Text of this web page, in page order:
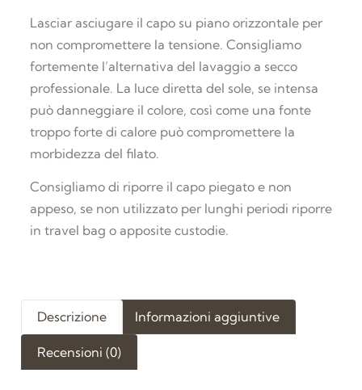
Lasciar asciugare il capo su piano orizzontale per
non compromettere la tensione. Consigliamo
fortemente l’alternativa del lavaggio a secco
professionale. La luce diretta del sole, se intensa
può danneggiare il colore, così come una fonte
troppo forte di calore può compromettere la
morbidezza del filato.
Consigliamo di riporre il capo piegato e non
appeso, se non utilizzato per lunghi periodi riporre
in travel bag o apposite custodie.
Descrizione Informazioni aggiuntive
Recensioni (0)